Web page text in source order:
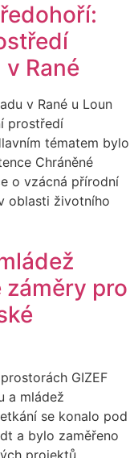
Rané
v Rané u Loun
prostředí
tématem bylo
Chráněné
o vzácná přírodní
oblasti životního
pro
GIZEF
a mládež
se konalo pod
a bylo zaměřeno
projektů,